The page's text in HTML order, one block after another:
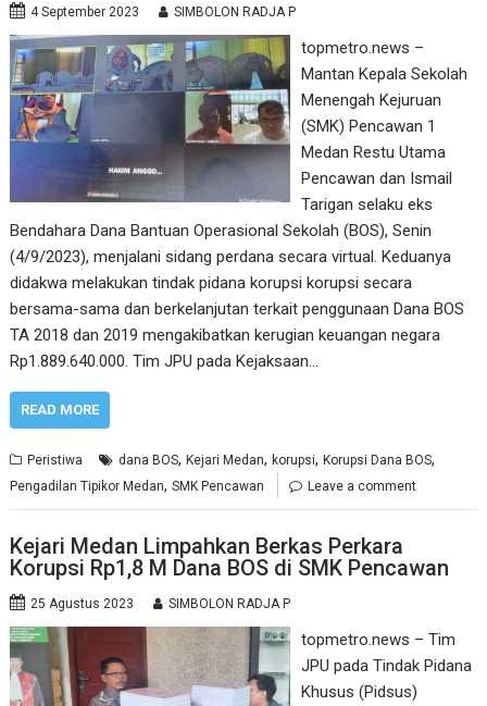
4 September 2023 SIMBOLON RADJA P
topmetro.news –
Mantan Kepala Sekolah
Menengah Kejuruan
(SMK) Pencawan 1
Medan Restu Utama
Pencawan dan Ismail
Tarigan selaku eks
Bendahara Dana Bantuan Operasional Sekolah (BOS), Senin
(4/9/2023), menjalani sidang perdana secara virtual. Keduanya
didakwa melakukan tindak pidana korupsi korupsi secara
bersama-sama dan berkelanjutan terkait penggunaan Dana BOS
TA 2018 dan 2019 mengakibatkan kerugian keuangan negara
Rp1.889.640.000. Tim JPU pada Kejaksaan…
READ MORE
Peristiwa dana BOS,Kejari Medan,korupsi,Korupsi Dana BOS,
Pengadilan Tipikor Medan,SMK Pencawan Leave a comment
Kejari Medan Limpahkan Berkas Perkara
Korupsi Rp1,8 M Dana BOS di SMK Pencawan
25 Agustus 2023 SIMBOLON RADJA P
topmetro.news – Tim
JPU pada Tindak Pidana
Khusus (Pidsus)